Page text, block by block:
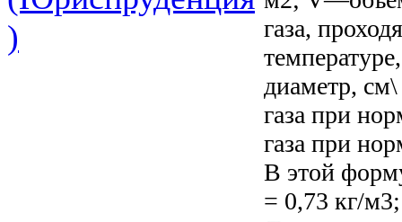
)
газа,
диаметр,
газа при
газа при
В этой
= 0,73 кг/